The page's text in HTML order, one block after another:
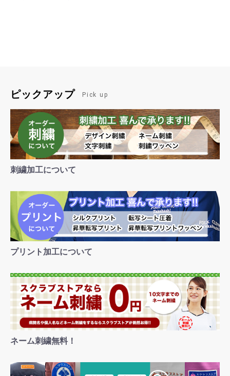
ピックアップ Pick up
刺繍加工について
プリント加工について
ネーム刺繍無料！